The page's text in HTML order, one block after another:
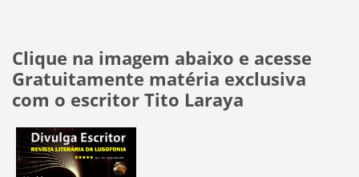
Clique na imagem abaixo e acesse
Gratuitamente matéria exclusiva
com o escritor Tito Laraya